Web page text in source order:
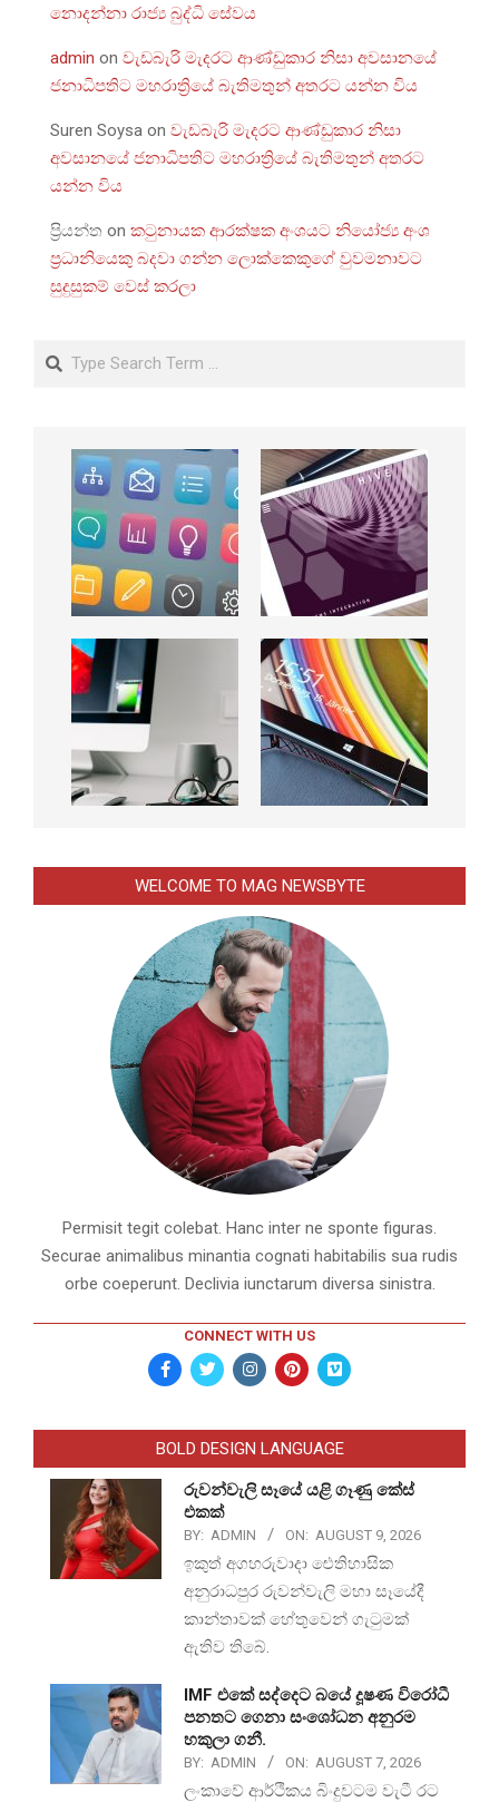
නොදන්නා රාජ්‍ය බුද්ධි සේවය
admin on වැඩබැරි මැදරට ආණ්ඩුකාර නිසා අවසානයේ
ජනාධිපතිට මහරාත්‍රියේ බැතිමතුන් අතරට යන්න විය
Suren Soysa on වැඩබැරි මැදරට ආණ්ඩුකාර නිසා
අවසානයේ ජනාධිපතිට මහරාත්‍රියේ බැතිමතුන් අතරට
යන්න විය
ප්‍රියන්ත on කටුනායක ආරක්ෂක අංශයට නියෝජ්‍ය අංශ
ප්‍රධානියෙකු බදවා ගන්න ලොක්කෙකුගේ වුවමනාවට
සුදුසුකම් වෙස් කරලා
Search
WELCOME TO MAG NEWSBYTE
Permisit tegit colebat. Hanc inter ne sponte figuras.
Securae animalibus minantia cognati habitabilis sua rudis
orbe coeperunt. Declivia iunctarum diversa sinistra.
CONNECT WITH US
BOLD DESIGN LANGUAGE
රුවන්වැලි සෑයේ යළි ගෑණු කේස්
එකක්
BY: ADMIN ON: AUGUST 9, 2026
ඉකුත් අගහරුවාදා ඓතිහාසික
අනුරාධපුර රුවන්වැලි මහා සෑයේදී
කාන්තාවක් හේතුවෙන් ගැටුමක්
ඇතිව තිබේ.
IMF එකේ සද්දෙට බයේ දූෂණ විරෝධී
පනතට ගෙනා සංශෝධන අනුරම
හකුලා ගනී.
BY: ADMIN ON: AUGUST 7, 2026
ලංකාවේ ආර්ථිකය බිංදුවටම වැටී රට